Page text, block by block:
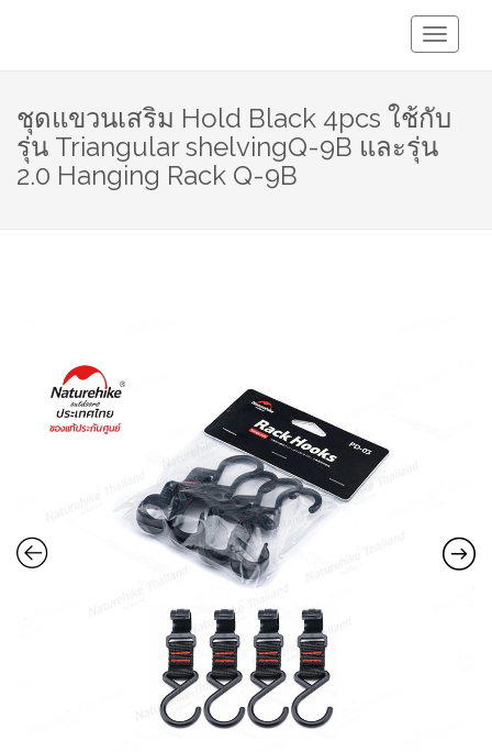
Toggle
ชุดแขวนเสริม Hold Black 4pcs ใช้กับ
รุ่น Triangular shelvingQ-9B และรุ่น
2.0 Hanging Rack Q-9B